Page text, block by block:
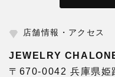
店舗情報・アクセス
JEWELRY
〒670-0042 兵庫県姫